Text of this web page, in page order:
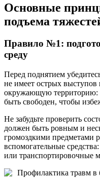
Основные
подъема
Правило №1:
среду
Перед поднятием
не имеет острых
окружающую территорию:
быть свободен, чтобы
Не забудьте проверить
должен быть ровным и
громоздкими предметами
вспомогательные
или транспортировочные